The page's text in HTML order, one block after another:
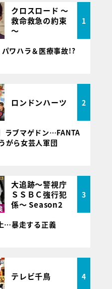
クロスロード ～
救命救急の約束
～
1
ワハラ＆医療事故!?
ロンドンハーツ 2
ラブマゲドン…FANTA
がら女芸人軍団
大追跡～警視庁
ＳＳＢＣ強行犯
係～ Season2
3
…暴走する正義
テレビ千鳥 4